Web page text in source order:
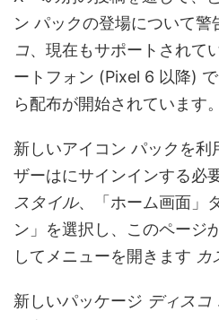
ン パックの登場について警
コ、現在もサポートされて
ートフォン (Pixel 6 以降)
ら配布が開始されています。
新しいアイコン パックを利
ザーはにサインインする必
スタイル、「ホーム画面」
ン」を選択し、このページ
してメニューを開きます カ
新しいパッケージ ディスコ